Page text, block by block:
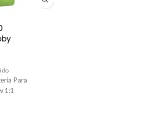
Para
1:1